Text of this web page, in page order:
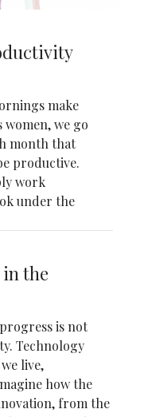
make
we go
month that
productive.
work
under the
the
is not
Technology
live,
how the
from the